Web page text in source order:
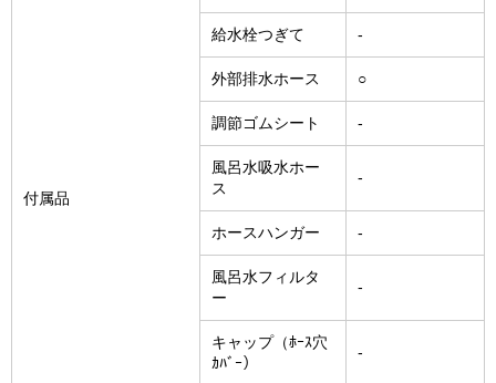
付属品
給水栓つぎて -
外部排水ホース ○
調節ゴムシート -
風呂水吸水ホー
ス
-
ホースハンガー -
風呂水フィルタ
ー
-
キャップ（ﾎｰｽ穴
ｶﾊﾞｰ）
-